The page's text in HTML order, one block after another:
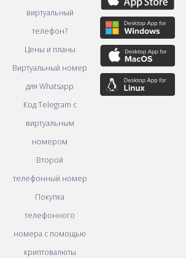
виртуальный
телефон?
Цены и планы
Виртуальный номер
для Whatsapp
Код Telegram с
виртуальным
номером
Второй
телефонный номер
Покупка
телефонного
номера с помощью
криптовалюты